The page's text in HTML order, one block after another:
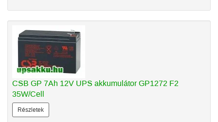
CSB GP 7Ah 12V UPS akkumulátor GP1272 F2
35W/Cell
Részletek